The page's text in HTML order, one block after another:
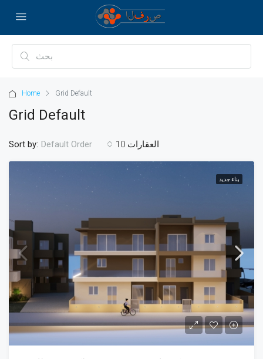
Home Grid Default
Grid Default
10 العقارات Sort by: Default Order
بناء جديد